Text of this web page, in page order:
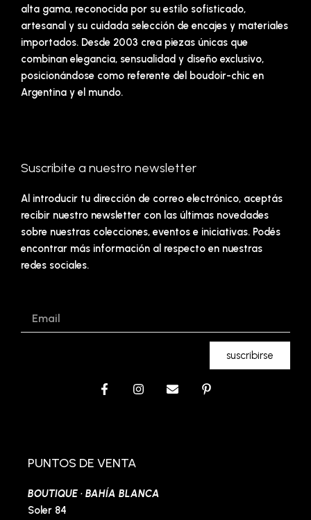
alta gama, reconocida por su estilo sofisticado,
artesanal y su cuidada selección de encajes y materiales
importados. Desde 2003 crea piezas únicas que
combinan elegancia, sensualidad y diseño exclusivo,
posicionándose como referente del boudoir-chic en
Argentina y el mundo.
Suscribite a nuestro newsletter
Al introducir tu dirección de correo electrónico, aceptás
recibir nuestro newsletter con las últimas novedades
sobre nuestras colecciones, eventos e iniciativas. Podés
encontrar más información al respecto en nuestras
redes sociales.
suscribirse
F
o
k
f
I
E
P
PUNTOS DE VENTA
BOUTIQUE · BAHÍA BLANCA
Soler 84